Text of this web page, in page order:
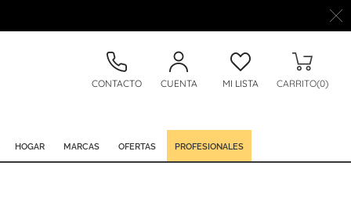
CONTACTO CUENTA MI LISTA CARRITO(0)
HOGAR MARCAS OFERTAS PROFESIONALES